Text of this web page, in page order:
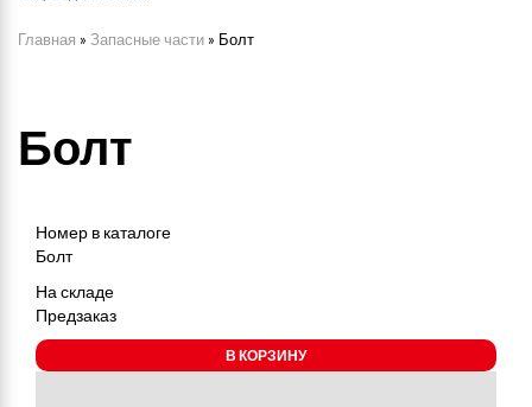
Главная » Запасные части » Болт
Болт
Номер в каталоге
Болт
На складе
Предзаказ
В КОРЗИНУ